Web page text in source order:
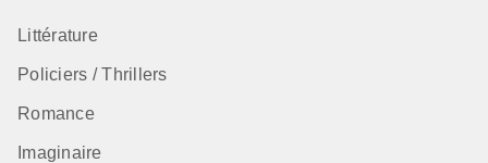
Littérature
Policiers / Thrillers
Romance
Imaginaire